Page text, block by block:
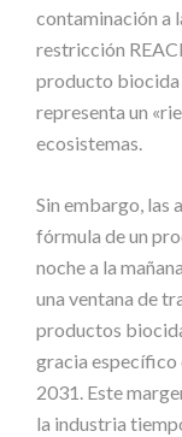
contaminación a
restricción
producto biocida
representa un
ecosistemas.
Sin embargo, las
fórmula de un
noche a la
una ventana de
productos
gracia específico
2031. Este
la industria